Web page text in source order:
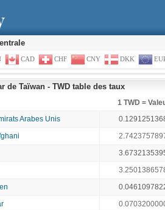
CAD CHF CNY DKK
de Taïwan - TWD table des taux
1 TWD =
Arabes Unis